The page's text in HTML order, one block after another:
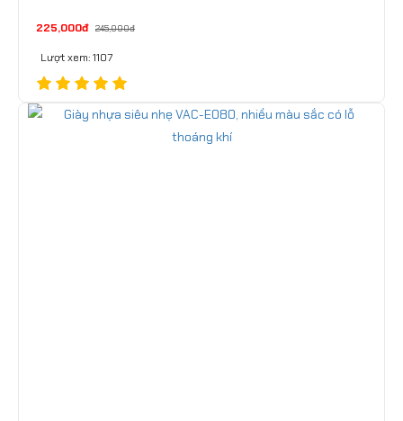
225,000đ 245,000đ
Lượt xem: 1107